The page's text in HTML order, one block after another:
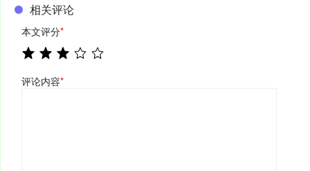
相关评论
本文评分*
评论内容*